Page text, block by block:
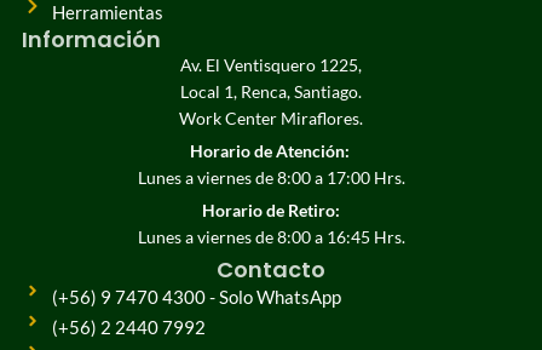
Información
Av. El Ventisquero 1225,
Local 1, Renca, Santiago.
Work Center Miraflores.
Horario de Atención:
Lunes a viernes de 8:00 a 17:00 Hrs.
Horario de Retiro:
Lunes a viernes de 8:00 a 16:45 Hrs.
Herramientas
Contacto
(+56) 9 7470 4300 - Solo WhatsApp
(+56) 2 2440 7992